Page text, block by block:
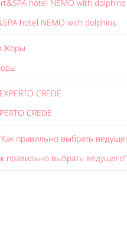
hotel NEMO with dolphins
CREDE
правильно выбрать ведущего”